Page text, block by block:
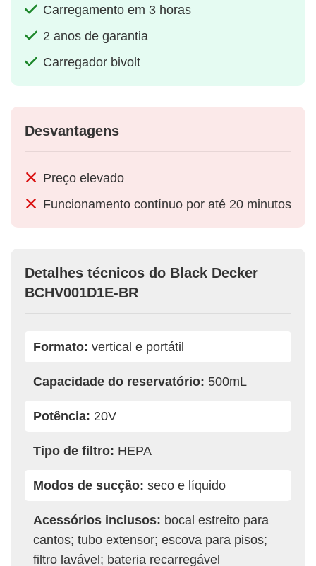
Carregamento em 3 horas
2 anos de garantia
Carregador bivolt
Desvantagens
Preço elevado
Funcionamento contínuo por até 20 minutos
Detalhes técnicos do Black Decker
BCHV001D1E-BR
Formato: vertical e portátil
Capacidade do reservatório: 500mL
Potência: 20V
Tipo de filtro: HEPA
Modos de sucção: seco e líquido
Acessórios inclusos: bocal estreito para
cantos; tubo extensor; escova para pisos;
filtro lavável; bateria recarregável